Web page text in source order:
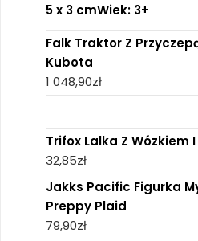
5 x 3 cmWiek: 3+
Falk Traktor Z
Kubota
1 048,90zł
Trifox Lalka Z Wózkiem
32,85zł
Jakks Pacific Figurka
Preppy Plaid
79,90zł